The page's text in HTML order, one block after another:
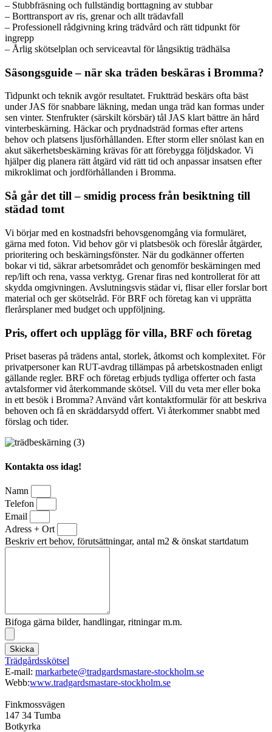
– Stubbfräsning och fullständig borttagning av stubbar
– Borttransport av ris, grenar och allt trädavfall
– Professionell rådgivning kring trädvård och rätt tidpunkt för
ingrepp
– Årlig skötselplan och serviceavtal för långsiktig trädhälsa
Säsongsguide – när ska träden beskäras i Bromma?
Tidpunkt och teknik avgör resultatet. Fruktträd beskärs ofta bäst
under JAS för snabbare läkning, medan unga träd kan formas under
sen vinter. Stenfrukter (särskilt körsbär) tål JAS klart bättre än hård
vinterbeskärning. Häckar och prydnadsträd formas efter artens
behov och platsens ljusförhållanden. Efter storm eller snölast kan en
akut säkerhetsbeskärning krävas för att förebygga följdskador. Vi
hjälper dig planera rätt åtgärd vid rätt tid och anpassar insatsen efter
mikroklimat och jordförhållanden i Bromma.
Så går det till – smidig process från besiktning till
städad tomt
Vi börjar med en kostnadsfri behovsgenomgång via formuläret,
gärna med foton. Vid behov gör vi platsbesök och föreslår åtgärder,
prioritering och beskärningsfönster. När du godkänner offerten
bokar vi tid, säkrar arbetsområdet och genomför beskärningen med
rep/lift och rena, vassa verktyg. Grenar firas ned kontrollerat för att
skydda omgivningen. Avslutningsvis städar vi, flisar eller forslar bort
material och ger skötselråd. För BRF och företag kan vi upprätta
flerårsplaner med budget och uppföljning.
Pris, offert och upplägg för villa, BRF och företag
Priset baseras på trädens antal, storlek, åtkomst och komplexitet. För
privatpersoner kan RUT-avdrag tillämpas på arbetskostnaden enligt
gällande regler. BRF och företag erbjuds tydliga offerter och fasta
avtalsformer vid återkommande skötsel. Vill du veta mer eller boka
in ett besök i Bromma? Använd vårt kontaktformulär för att beskriva
behoven och få en skräddarsydd offert. Vi återkommer snabbt med
förslag och tider.
Kontakta oss idag!
Namn
Telefon
Email
Adress + Ort
Beskriv ert behov, förutsättningar, antal m2 & önskat startdatum
Bifoga gärna bilder, handlingar, ritningar m.m.
Skicka
Trädgårdsskötsel
E-mail: markarbete@tradgardsmastare-stockholm.se
Webb:www.tradgardsmastare-stockholm.se
Finkmossvägen
147 34 Tumba
Botkyrka